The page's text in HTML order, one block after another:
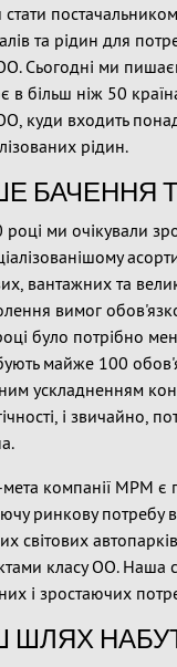
стати
та рідин для
Сьогодні ми
в більш ніж 50
куди входить
рідин.
БАЧЕННЯ
ми очікували
вантажних та
вимог
було потрібно
майже 100
ускладненням
і звичайно,
мета компанії MPM
ринкову потребу
світових
класу ОО. Наша
і зростаючих
ШЛЯХ